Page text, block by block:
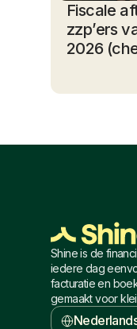
Fiscale
zzp’ers
2026
Shine is de
iedere dag
facturatie en
gemaakt voor